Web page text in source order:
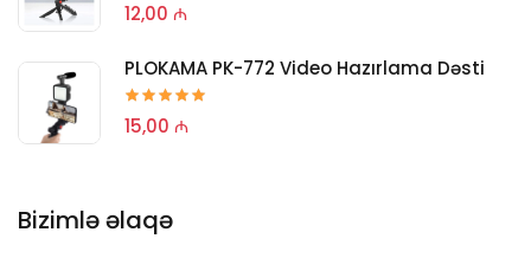
12,00 ₼
PLOKAMA PK-772 Video Hazırlama Dəsti
15,00 ₼
Bizimlə əlaqə